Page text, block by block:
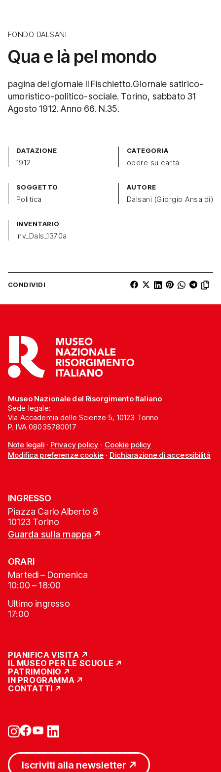
FONDO DALSANI
Qua e là pel mondo
pagina del giornale Il Fischietto.Giornale satirico-
umoristico-politico-sociale. Torino, sabbato 31
Agosto 1912. Anno 66. N.35.
DATAZIONE
1912
CATEGORIA
opere su carta
SOGGETTO
Politica
AUTORE
Dalsani (Giorgio Ansaldi)
INVENTARIO
Inv_Dals_1370a
CONDIVIDI
Museo Nazionale del Risorgimento Italiano
Sede legale:
Via Accademia delle Scienze 5, 10123 Torino
P. IVA 08035780017
Note legali· Privacy policy · Cookie policy
Modifica preferenze cookie· Dichiarazione di accessibilità
INGRESSO
Piazza Carlo Alberto 8
10123 Torino
Guarda sulla mappa
ORARI
Martedì – Domenica
10:00 – 18:00
Ultimo ingresso
17:00
PIANIFICA VISITA
IL MUSEO PER LE SCUOLE
PATRIMONIO
IN PROGRAMMA
CONTATTI
Iscriviti alla newsletter